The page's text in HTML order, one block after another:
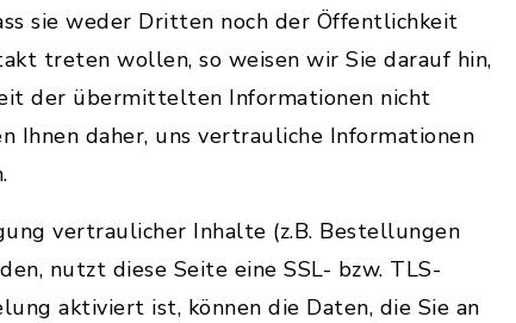
sie weder Dritten noch der Öffentlichkeit
treten wollen, so weisen wir Sie darauf hin,
der übermittelten Informationen nicht
daher, uns vertrauliche Informationen
vertraulicher Inhalte (z.B. Bestellungen
nutzt diese Seite eine SSL- bzw. TLS-
aktiviert ist, können die Daten, die Sie an